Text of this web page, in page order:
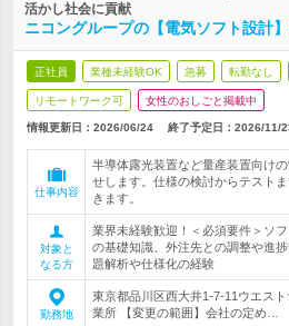
活かし社会に貢献
ニコングループの【電気ソフト設計
正社員 業種未経験OK 急募 転勤なし
リモートワーク可 女性のおしごと掲載中
情報更新日：2026/06/24 終了予定日： 2026/11/
仕事内容
半導体露光装置など量産装置向け
せします。仕様の検討からテスト
きます。
対象と
なる方
業界未経験歓迎！＜必須要件＞ソ
の基礎知識、外注先との調整や進
題解析や仕様化の経験
勤務地
東京都品川区西大井1-7-11ウエス
業所 【変更の範囲】会社の定め…